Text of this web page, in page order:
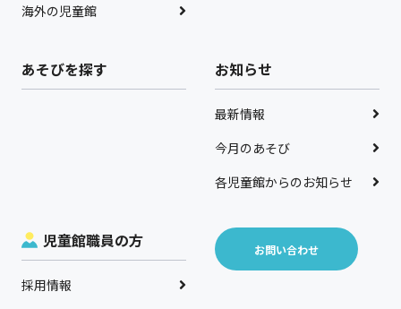
海外の児童館
あそびを探す お知らせ
最新情報
今月のあそび
各児童館からのお知らせ
児童館職員の方
採用情報
お問い合わせ